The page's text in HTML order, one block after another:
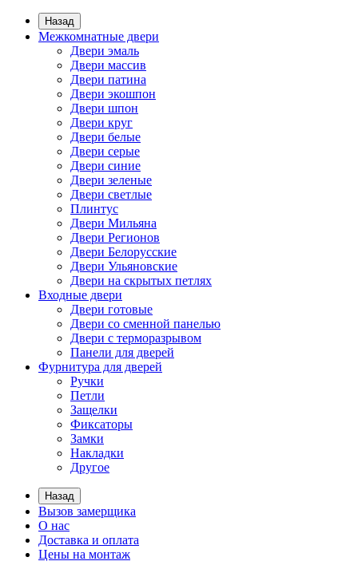
Назад
Межкомнатные двери
Двери эмаль
Двери массив
Двери патина
Двери экошпон
Двери шпон
Двери круг
Двери белые
Двери серые
Двери синие
Двери зеленые
Двери светлые
Плинтус
Двери Мильяна
Двери Регионов
Двери Белорусские
Двери Ульяновские
Двери на скрытых петлях
Входные двери
Двери готовые
Двери со сменной панелью
Двери с терморазрывом
Панели для дверей
Фурнитура для дверей
Ручки
Петли
Защелки
Фиксаторы
Замки
Накладки
Другое
Назад
Вызов замерщика
О нас
Доставка и оплата
Цены на монтаж